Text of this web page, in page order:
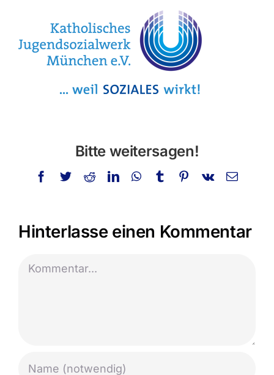
Schminken
Bitte weitersagen!
Facebook
TwitterRedditLinkedInWhatsApp
TumblrPinterest
Vk
E-
Hinterlasse einen Kommentar
Kommentar